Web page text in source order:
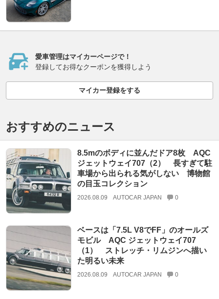
愛車管理はマイカーページで！
登録してお得なクーポンを獲得しよう
マイカー登録をする
おすすめのニュース
8.5mのボディに並んだドア8枚 AQC
ジェットウェイ707（2） 長すぎて駐
車場から出られる気がしない 博物館
の目玉コレクション
2026.08.09 AUTOCAR JAPAN 0
ベースは「7.5L V8でFF」のオールズ
モビル AQC ジェットウェイ707
（1） ストレッチ・リムジンへ描い
た明るい未来
2026.08.09 AUTOCAR JAPAN 0